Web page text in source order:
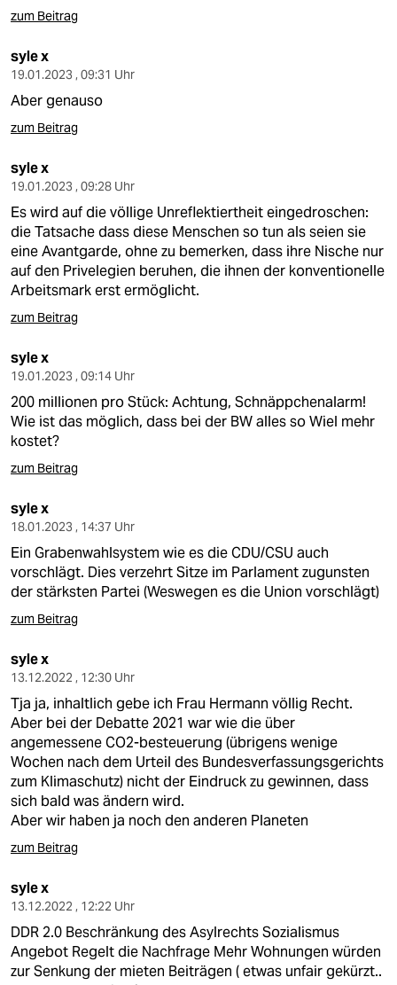
zum Beitrag
syle x
19.01.2023 , 09:31 Uhr
Aber genauso
zum Beitrag
syle x
19.01.2023 , 09:28 Uhr
Es wird auf die völlige Unreflektiertheit eingedroschen:
die Tatsache dass diese Menschen so tun als seien sie
eine Avantgarde, ohne zu bemerken, dass ihre Nische nur
auf den Privelegien beruhen, die ihnen der konventionelle
Arbeitsmark erst ermöglicht.
zum Beitrag
syle x
19.01.2023 , 09:14 Uhr
200 millionen pro Stück: Achtung, Schnäppchenalarm!
Wie ist das möglich, dass bei der BW alles so Wiel mehr
kostet?
zum Beitrag
syle x
18.01.2023 , 14:37 Uhr
Ein Grabenwahlsystem wie es die CDU/CSU auch
vorschlägt. Dies verzehrt Sitze im Parlament zugunsten
der stärksten Partei (Weswegen es die Union vorschlägt)
zum Beitrag
syle x
13.12.2022 , 12:30 Uhr
Tja ja, inhaltlich gebe ich Frau Hermann völlig Recht.
Aber bei der Debatte 2021 war wie die über
angemessene CO2-besteuerung (übrigens wenige
Wochen nach dem Urteil des Bundesverfassungsgerichts
zum Klimaschutz) nicht der Eindruck zu gewinnen, dass
sich bald was ändern wird.
Aber wir haben ja noch den anderen Planeten
zum Beitrag
syle x
13.12.2022 , 12:22 Uhr
DDR 2.0 Beschränkung des Asylrechts Sozialismus
Angebot Regelt die Nachfrage Mehr Wohnungen würden
zur Senkung der mieten Beiträgen ( etwas unfair gekürzt..